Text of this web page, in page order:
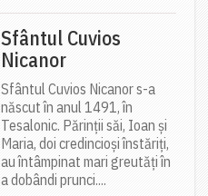
Sfântul Cuvios
Nicanor
Sfântul Cuvios Nicanor s-a
născut în anul 1491, în
Tesalonic. Părinții săi, Ioan și
Maria, doi credincioși înstăriți,
au întâmpinat mari greutăți în
a dobândi prunci....